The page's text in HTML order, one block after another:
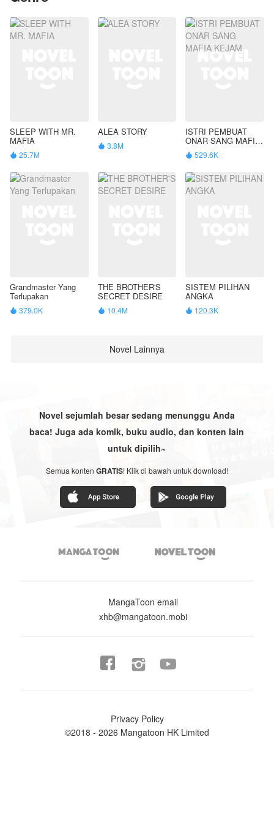
SLEEP WITH MR.
MAFIA
 25.7M
ALEA STORY
 3.8M
ISTRI PEMBUAT
ONAR SANG MAFIA
KEJAM
 529.6K
Grandmaster Yang
Terlupakan
 379.0K
THE BROTHER'S
SECRET DESIRE
 10.4M
SISTEM PILIHAN
ANGKA
 120.3K
Novel Lainnya
Novel sejumlah besar sedang menunggu Anda
baca! Juga ada komik, buku audio, dan konten lain
untuk dipilih~
Semua konten GRATIS! Klik di bawah untuk download!
 
MangaToon email
xhb@mangatoon.mobi
 
Privacy Policy
©2018 - 2026 Mangatoon HK Limited